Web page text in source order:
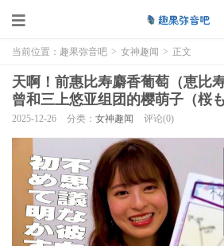
当前位置： 趣果弥音吧 > 女神趣闻 > 正文
天啊！前惠比寿麝香葡萄（恵比
曾和三上悠亚组团的樱萌子（桜
2025-12-26 分类： 女神趣闻 评论(0)